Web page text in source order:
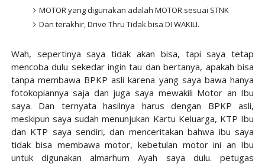
MOTOR yang digunakan adalah MOTOR sesuai STNK
Dan terakhir, Drive Thru Tidak bisa DI WAKILI.
Wah, sepertinya saya tidak akan bisa, tapi saya tetap
mencoba dulu sekedar ingin tau dan bertanya, apakah bisa
tanpa membawa BPKP asli karena yang saya bawa hanya
fotokopiannya saja dan juga saya mewakili Motor an Ibu
saya. Dan ternyata hasilnya harus dengan BPKP asli,
meskipun saya sudah menunjukan Kartu Keluarga, KTP Ibu
dan KTP saya sendiri, dan menceritakan bahwa ibu saya
tidak bisa membawa motor, kebetulan motor ini an Ibu
untuk digunakan almarhum Ayah saya dulu. petugas